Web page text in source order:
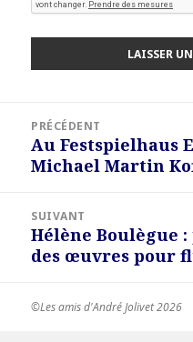
l’article
PRÉCÉDENT
Article
précédent :
Au Festspielhaus
Michael Martin
SUIVANT
Article
suivant :
Hélène Boulègue
des œuvres pour
©Les amis d'André Jolivet 2026